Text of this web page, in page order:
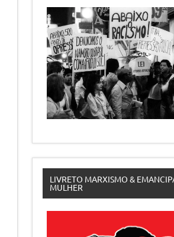
LIVRETO MARXISMO &
MULHER